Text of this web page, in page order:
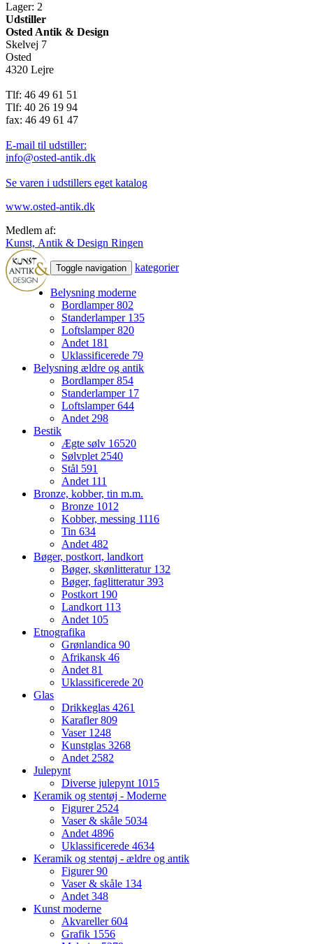
Lager: 2
Udstiller
Osted Antik & Design
Skelvej 7
Osted
4320 Lejre
Tlf: 46 49 61 51
Tlf: 40 26 19 94
fax: 46 49 61 47
E-mail til udstiller:
info@osted-antik.dk
Se varen i udstillers eget katalog
www.osted-antik.dk
Medlem af:
Kunst, Antik & Design Ringen
Toggle navigation kategorier
Belysning moderne
Bordlamper802
Standerlamper 135
Loftslamper820
Andet 181
Uklassificerede 79
Belysning ældre og antik
Bordlamper854
Standerlamper 17
Loftslamper644
Andet298
Bestik
Ægte sølv 16520
Sølvplet2540
Stål 591
Andet 111
Bronze, kobber, tin m.m.
Bronze 1012
Kobber, messing 1116
Tin 634
Andet482
Bøger, postkort, landkort
Bøger, skønlitteratur 132
Bøger, faglitteratur393
Postkort 190
Landkort 113
Andet 105
Etnografika
Grønlandica 90
Afrikansk 46
Andet81
Uklassificerede 20
Glas
Drikkeglas 4261
Karafler809
Vaser 1248
Kunstglas 3268
Andet2582
Julepynt
Diverse julepynt 1015
Keramik og stentøj - Moderne
Figurer2524
Vaser & skåle 5034
Andet4896
Uklassificerede 4634
Keramik og stentøj - ældre og antik
Figurer90
Vaser & skåle 134
Andet348
Kunst moderne
Akvareller604
Grafik 1556